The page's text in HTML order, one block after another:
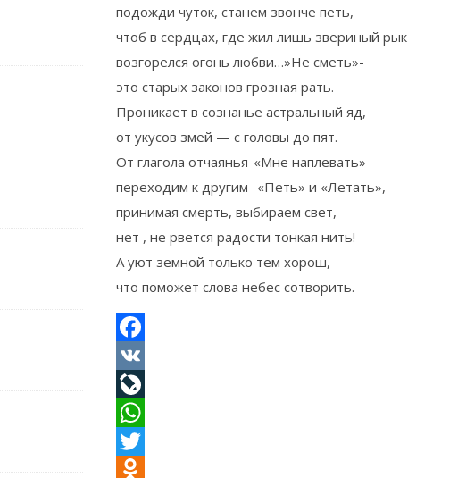
подожди чуток, станем звонче петь,
чтоб в сердцах, где жил лишь звериный рык
возгорелся огонь любви…»Не сметь»-
это старых законов грозная рать.
Проникает в сознанье астральный яд,
от укусов змей — с головы до пят.
От глагола отчаянья-«Мне наплевать»
переходим к другим -«Петь» и «Летать»,
принимая смерть, выбираем свет,
нет , не рвется радости тонкая нить!
А уют земной только тем хорош,
что поможет слова небес сотворить.
Facebook
VK
LiveJournal
WhatsApp
Twitter